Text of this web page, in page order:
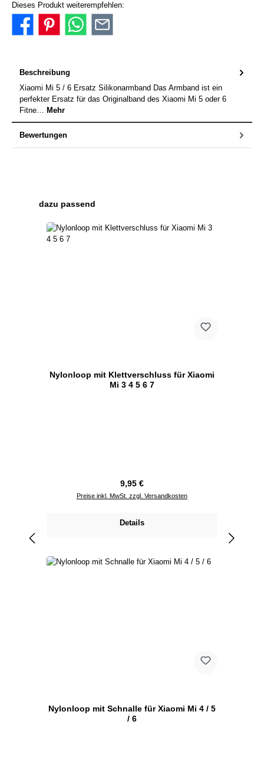
Dieses Produkt weiterempfehlen:
Beschreibung
Xiaomi Mi 5 / 6 Ersatz Silikonarmband Das Armband ist ein
perfekter Ersatz für das Originalband des Xiaomi Mi 5 oder 6
Fitne… Mehr
Bewertungen
Produktgalerie überspringen
dazu passend
Nylonloop mit Klettverschluss für Xiaomi
Mi 3 4 5 6 7
Regulärer Preis:
9,95 €
Preise inkl. MwSt. zzgl. Versandkosten
Details
Nylonloop mit Schnalle für Xiaomi Mi 4 / 5
/ 6